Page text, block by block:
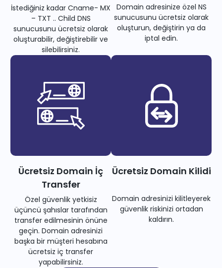
İstediğiniz kadar Cname- MX
– TXT .. Child DNS
sunucusunu ücretsiz olarak
oluşturabilir, değiştirebilir ve
silebilirsiniz.
Domain adresinize özel NS
sunucusunu ücretsiz olarak
oluşturun, değiştirin ya da
iptal edin.
Ücretsiz Domain İç
Transfer
Özel güvenlik yetkisiz
üçüncü şahıslar tarafından
transfer edilmesinin önüne
geçin. Domain adresinizi
başka bir müşteri hesabına
ücretsiz iç transfer
yapabilirsiniz.
Ücretsiz Domain Kilidi
Domain adresinizi kilitleyerek
güvenlik riskinizi ortadan
kaldırın.